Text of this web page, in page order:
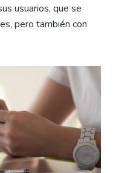
usuarios, que se
pero también con